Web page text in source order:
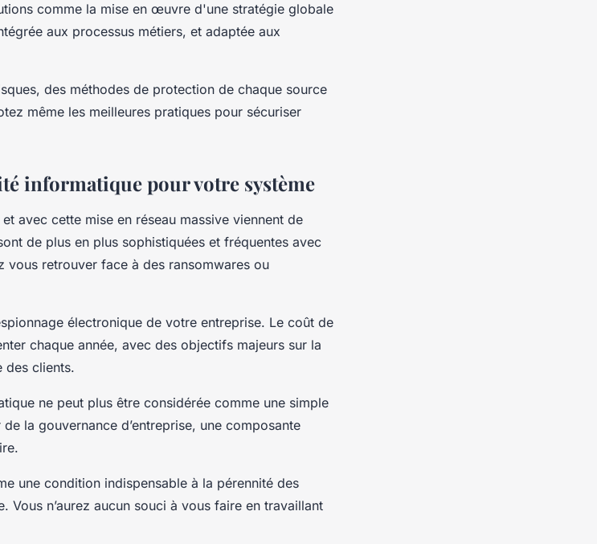
comme la mise en œuvre d'une stratégie globale
aux processus métiers, et adaptée aux
des méthodes de protection de chaque source
même les meilleures pratiques pour sécuriser
informatique pour votre système
avec cette mise en réseau massive viennent de
de plus en plus sophistiquées et fréquentes avec
retrouver face à des ransomwares ou
électronique de votre entreprise. Le coût de
chaque année, avec des objectifs majeurs sur la
des clients.
ne peut plus être considérée comme une simple
la gouvernance d’entreprise, une composante
une condition indispensable à la pérennité des
Vous n’aurez aucun souci à vous faire en travaillant